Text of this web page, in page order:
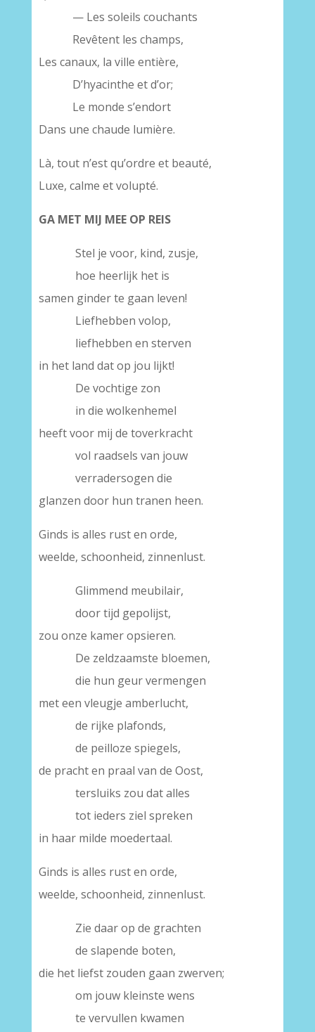
— Les soleils couchants
Revêtent les champs,
Les canaux, la ville entière,
D’hyacinthe et d’or;
Le monde s’endort
Dans une chaude lumière.
Là, tout n’est qu’ordre et beauté,
Luxe, calme et volupté.
GA MET MIJ MEE OP REIS
Stel je voor, kind, zusje,
hoe heerlijk het is
samen ginder te gaan leven!
Liefhebben volop,
liefhebben en sterven
in het land dat op jou lijkt!
De vochtige zon
in die wolkenhemel
heeft voor mij de toverkracht
vol raadsels van jouw
verradersogen die
glanzen door hun tranen heen.
Ginds is alles rust en orde,
weelde, schoonheid, zinnenlust.
Glimmend meubilair,
door tijd gepolijst,
zou onze kamer opsieren.
De zeldzaamste bloemen,
die hun geur vermengen
met een vleugje amberlucht,
de rijke plafonds,
de peilloze spiegels,
de pracht en praal van de Oost,
tersluiks zou dat alles
tot ieders ziel spreken
in haar milde moedertaal.
Ginds is alles rust en orde,
weelde, schoonheid, zinnenlust.
Zie daar op de grachten
de slapende boten,
die het liefst zouden gaan zwerven;
om jouw kleinste wens
te vervullen kwamen